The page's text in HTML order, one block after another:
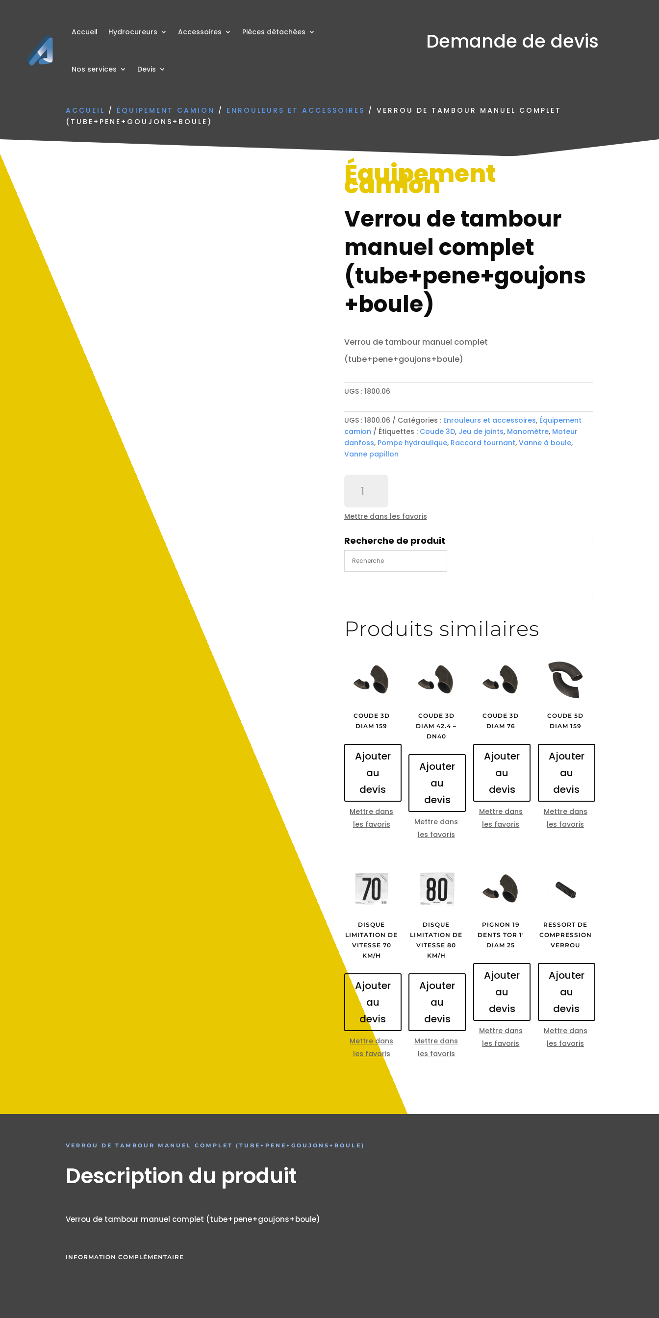
Accueil Hydrocureurs Accessoires Pièces détachées
Nos services Devis
Demande de devis
ACCUEIL / ÉQUIPEMENT CAMION / ENROULEURS ET ACCESSOIRES / VERROU DE TAMBOUR MANUEL COMPLET
(TUBE+PENE+GOUJONS+BOULE)
Équipement
camion
Verrou de tambour
manuel complet
(tube+pene+goujons
+boule)
Verrou de tambour manuel complet
(tube+pene+goujons+boule)
UGS : 1800.06
UGS : 1800.06 Catégories : Enrouleurs et accessoires, Équipement
camion
Étiquettes : Coude 3D, Jeu de joints, Manomètre, Moteur
danfoss, Pompe hydraulique, Raccord tournant, Vanne à boule,
Vanne papillon
de
manuel
complet
(tube+pene+goujons+boule)
Mettre dans les favoris
Recherche de produit
Produits similaires
COUDE 3D
DIAM 159
Ajouter
au
devis
Mettre dans
les favoris
COUDE 3D
DIAM 42.4 –
DN40
Ajouter
au
devis
Mettre dans
les favoris
COUDE 3D
DIAM 76
Ajouter
au
devis
Mettre dans
les favoris
COUDE 5D
DIAM 159
Ajouter
au
devis
Mettre dans
les favoris
DISQUE
LIMITATION DE
VITESSE 70
KM/H
Ajouter
au
devis
Mettre dans
les favoris
DISQUE
LIMITATION DE
VITESSE 80
KM/H
Ajouter
au
devis
Mettre dans
les favoris
PIGNON 19
DENTS TOR 1′
DIAM 25
Ajouter
au
devis
Mettre dans
les favoris
RESSORT DE
COMPRESSION
VERROU
Ajouter
au
devis
Mettre dans
les favoris
VERROU DE TAMBOUR MANUEL COMPLET (TUBE+PENE+GOUJONS+BOULE)
Description du produit
Verrou de tambour manuel complet (tube+pene+goujons+boule)
INFORMATION COMPLÉMENTAIRE